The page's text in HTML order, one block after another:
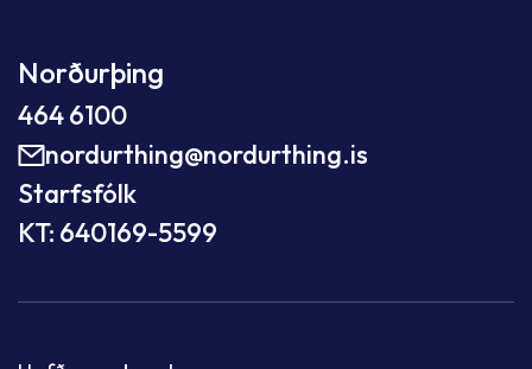
Norðurþing
464 6100
nordurthing@nordurthing.is
Starfsfólk
KT: 640169-5599